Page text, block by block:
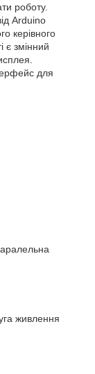
роботу.
Arduino
керівного
є змінний
для
живлення